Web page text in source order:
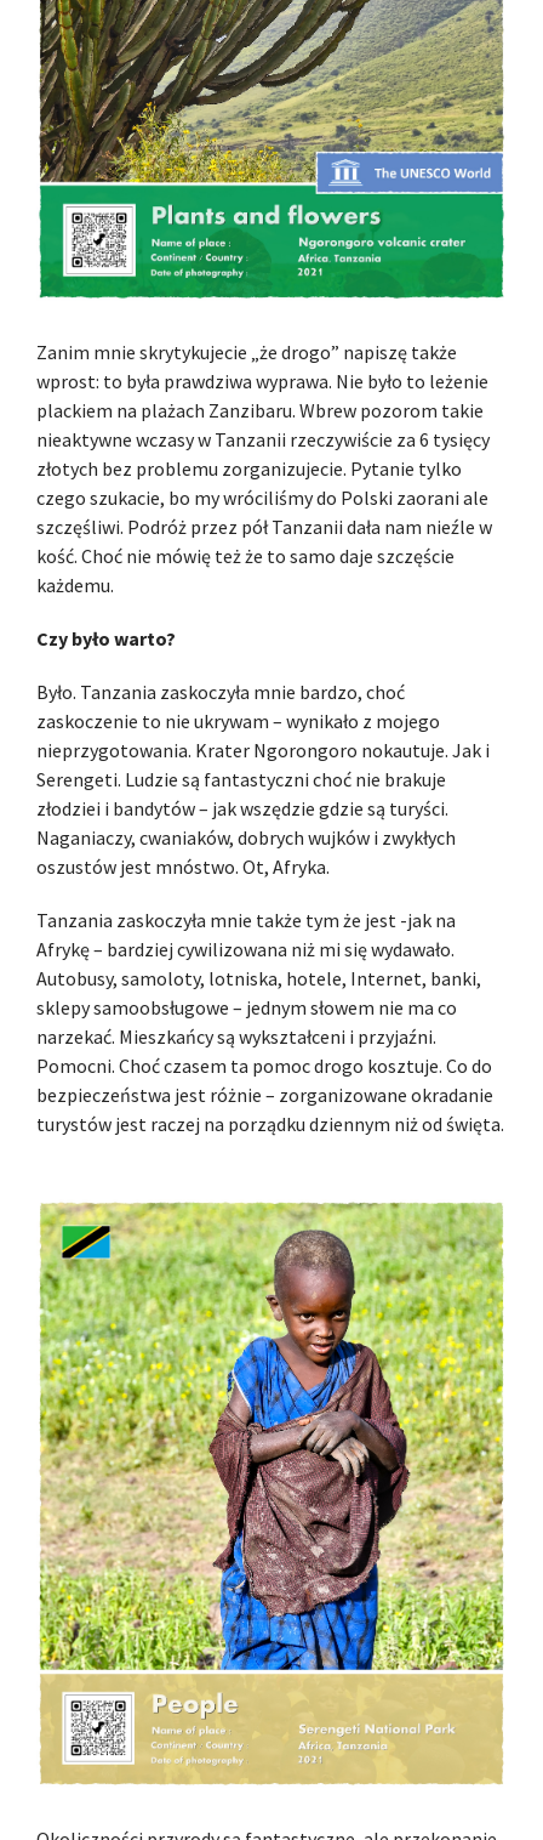
Zanim mnie skrytykujecie „że drogo” napiszę także
wprost: to była prawdziwa wyprawa. Nie było to leżenie
plackiem na plażach Zanzibaru. Wbrew pozorom takie
nieaktywne wczasy w Tanzanii rzeczywiście za 6 tysięcy
złotych bez problemu zorganizujecie. Pytanie tylko
czego szukacie, bo my wróciliśmy do Polski zaorani ale
szczęśliwi. Podróż przez pół Tanzanii dała nam nieźle w
kość. Choć nie mówię też że to samo daje szczęście
każdemu.
Czy było warto?
Było. Tanzania zaskoczyła mnie bardzo, choć
zaskoczenie to nie ukrywam – wynikało z mojego
nieprzygotowania. Krater Ngorongoro nokautuje. Jak i
Serengeti. Ludzie są fantastyczni choć nie brakuje
złodziei i bandytów – jak wszędzie gdzie są turyści.
Naganiaczy, cwaniaków, dobrych wujków i zwykłych
oszustów jest mnóstwo. Ot, Afryka.
Tanzania zaskoczyła mnie także tym że jest -jak na
Afrykę – bardziej cywilizowana niż mi się wydawało.
Autobusy, samoloty, lotniska, hotele, Internet, banki,
sklepy samoobsługowe – jednym słowem nie ma co
narzekać. Mieszkańcy są wykształceni i przyjaźni.
Pomocni. Choć czasem ta pomoc drogo kosztuje. Co do
bezpieczeństwa jest różnie – zorganizowane okradanie
turystów jest raczej na porządku dziennym niż od święta.